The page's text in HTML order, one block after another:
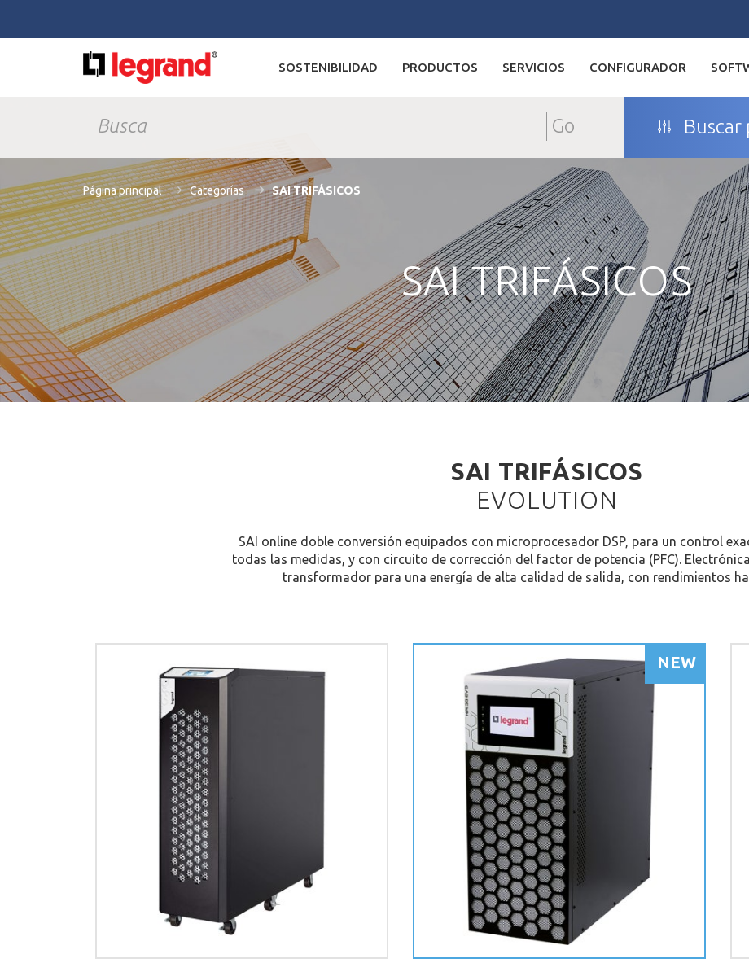
SOSTENIBILIDAD PRODUCTOS SERVICIOS CONFIGURADOR
Go Buscar
Página principal Categorías SAI TRIFÁSICOS
SAI TRIFÁSICOS
SAI TRIFÁSICOS
EVOLUTION
SAI online doble conversión equipados con microprocesador DSP, para un control
todas las medidas, y con circuito de corrección del factor de potencia (PFC).
transformador para una energía de alta calidad de salida, con rendimientos